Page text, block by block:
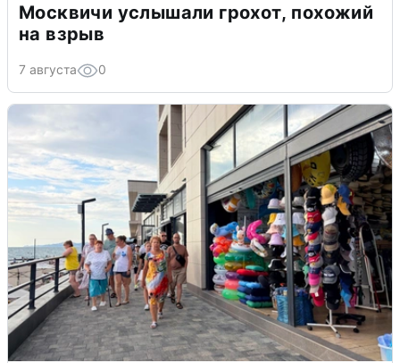
Москвичи услышали грохот, похожий
на взрыв
7 августа 0